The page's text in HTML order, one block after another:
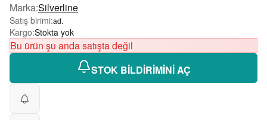
Marka:Silverline
Satış birimi:ad.
Kargo:Stokta yok
Bu ürün şu anda satışta değil
STOK BİLDİRİMİNİ AÇ